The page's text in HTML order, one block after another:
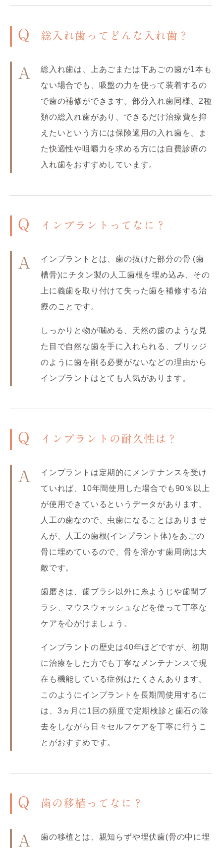
Q 総入れ歯ってどんな入れ歯？
A
総入れ歯は、上あごまたは下あごの歯が1本も
ない場合でも、吸盤の力を使って装着するの
で歯の補修ができます。部分入れ歯同様、2種
類の総入れ歯があり、できるだけ治療費を抑
えたいという方には保険適用の入れ歯を、ま
た快適性や咀嚼力を求める方には自費診療の
入れ歯をおすすめしています。
Q インプラントってなに？
A
インプラントとは、歯の抜けた部分の骨 (歯
槽骨)にチタン製の人工歯根を埋め込み、その
上に義歯を取り付けて失った歯を補修する治
療のことです。
しっかりと物が噛める、天然の歯のような見
た目で自然な歯を手に入れられる、ブリッジ
のように歯を削る必要がないなどの理由から
インプラントはとても人気があります。
Q インプラントの耐久性は？
A
インプラントは定期的にメンテナンスを受け
ていれば、10年間使用した場合でも90％以上
が使用できているというデータがあります。
人工の歯なので、虫歯になることはありませ
んが、人工の歯根(インプラント体)をあごの
骨に埋めているので、骨を溶かす歯周病は大
敵です。
歯磨きは、歯ブラシ以外に糸ようじや歯間ブ
ラシ、マウスウォッシュなどを使って丁寧な
ケアを心がけましょう。
インプラントの歴史は40年ほどですが、初期
に治療をした方でも丁寧なメンテナンスで現
在も機能している症例はたくさんあります。
このようにインプラントを長期間使用するに
は、3ヵ月に1回の頻度で定期検診と歯石の除
去をしながら日々セルフケアを丁寧に行うこ
とがおすすめです。
Q 歯の移植ってなに？
A 歯の移植とは、親知らずや埋伏歯(骨の中に埋